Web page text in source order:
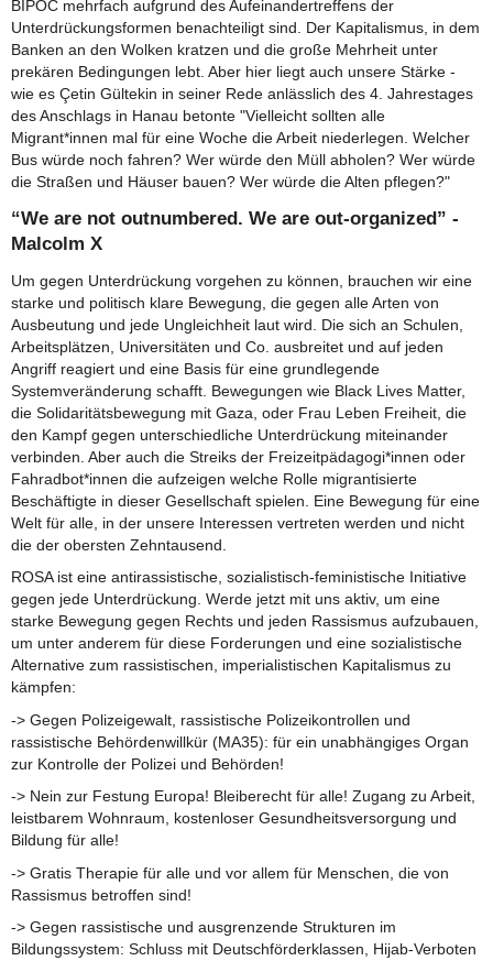
BIPOC mehrfach aufgrund des Aufeinandertreffens der
Unterdrückungsformen benachteiligt sind. Der Kapitalismus, in dem
Banken an den Wolken kratzen und die große Mehrheit unter
prekären Bedingungen lebt. Aber hier liegt auch unsere Stärke -
wie es Çetin Gültekin in seiner Rede anlässlich des 4. Jahrestages
des Anschlags in Hanau betonte "Vielleicht sollten alle
Migrant*innen mal für eine Woche die Arbeit niederlegen. Welcher
Bus würde noch fahren? Wer würde den Müll abholen? Wer würde
die Straßen und Häuser bauen? Wer würde die Alten pflegen?"
“We are not outnumbered. We are out-organized” -
Malcolm X
Um gegen Unterdrückung vorgehen zu können, brauchen wir eine
starke und politisch klare Bewegung, die gegen alle Arten von
Ausbeutung und jede Ungleichheit laut wird. Die sich an Schulen,
Arbeitsplätzen, Universitäten und Co. ausbreitet und auf jeden
Angriff reagiert und eine Basis für eine grundlegende
Systemveränderung schafft. Bewegungen wie Black Lives Matter,
die Solidaritätsbewegung mit Gaza, oder Frau Leben Freiheit, die
den Kampf gegen unterschiedliche Unterdrückung miteinander
verbinden. Aber auch die Streiks der Freizeitpädagogi*innen oder
Fahradbot*innen die aufzeigen welche Rolle migrantisierte
Beschäftigte in dieser Gesellschaft spielen. Eine Bewegung für eine
Welt für alle, in der unsere Interessen vertreten werden und nicht
die der obersten Zehntausend.
ROSA ist eine antirassistische, sozialistisch-feministische Initiative
gegen jede Unterdrückung. Werde jetzt mit uns aktiv, um eine
starke Bewegung gegen Rechts und jeden Rassismus aufzubauen,
um unter anderem für diese Forderungen und eine sozialistische
Alternative zum rassistischen, imperialistischen Kapitalismus zu
kämpfen:
-> Gegen Polizeigewalt, rassistische Polizeikontrollen und
rassistische Behördenwillkür (MA35): für ein unabhängiges Organ
zur Kontrolle der Polizei und Behörden!​
-> Nein zur Festung Europa! Bleiberecht für alle! Zugang zu Arbeit,
leistbarem Wohnraum, kostenloser Gesundheitsversorgung und
Bildung für alle!
​-> Gratis Therapie für alle und vor allem für Menschen, die von
Rassismus betroffen sind!
-> Gegen rassistische und ausgrenzende Strukturen im
Bildungssystem: Schluss mit Deutschförderklassen, Hijab-Verboten